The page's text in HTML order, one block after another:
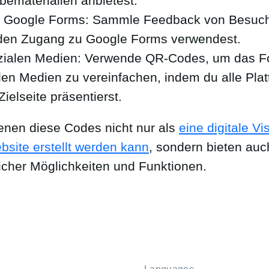
Forms: Sammle Feedback von
Zugang zu Google Forms verwendest.
Medien: Verwende QR-Codes, um das
Medien zu vereinfachen, indem du alle
präsentierst.
diese Codes nicht nur als eine digitale
erstellt werden kann, sondern bieten
Möglichkeiten und Funktionen.